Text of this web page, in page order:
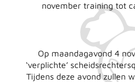
november training tot
Op maandagavond 4
‘verplichte’
Tijdens deze avond zullen